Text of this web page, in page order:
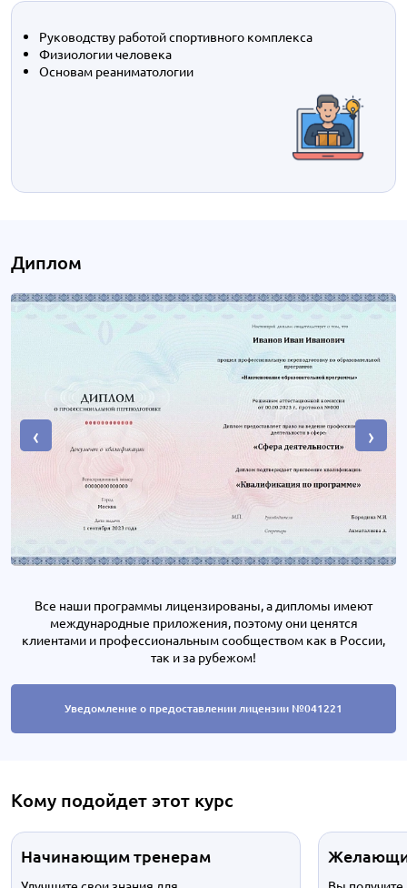
Руководству работой спортивного комплекса
Физиологии человека
Основам реаниматологии
Диплом
‹ ›
Все наши программы лицензированы, а дипломы имеют
международные приложения, поэтому они ценятся
клиентами и профессиональным сообществом как в России,
так и за рубежом!
Уведомление о предоставлении лицензии №041221
Кому подойдет этот курс
Начинающим тренерам